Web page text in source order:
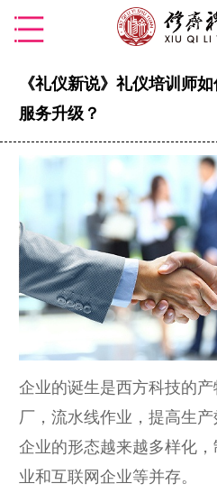
《礼仪新说》礼仪培训师
服务升级？
企业的诞生是西方科技的
厂，流水线作业，提高生产
企业的形态越来越多样化
业和互联网企业等并存。